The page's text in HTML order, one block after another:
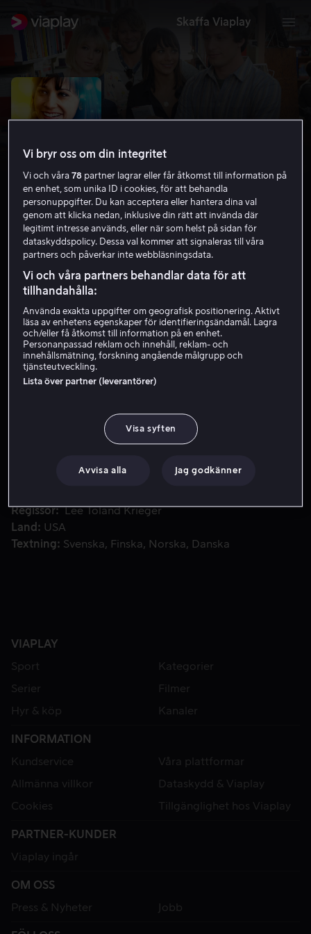
Skaffa Viaplay
Celeste & Jesse Forever
6.6 Drama Komedi 2012 1 h 27 min
HD
Skaffa Viaplay
Skilsmässa verkar vara den perfekta lösningen för
Skilsmässa verkar vara den perfekta lösningen för
sig kort därefter - tills de beslutar sig för att förbli
vänner, då oväntade känslor upp till ytan.
Andy Samberg
Regissör
Lee Toland Krieger
Land
USA
Textning
Svenska Finska Norska Danska
VIAPLAY
Sport
Kategorier
Serier
Filmer
Hyr & köp
Kanaler
INFORMATION
Kundservice
Våra plattformar
Allmänna villkor
Dataskydd & Viaplay
Cookies
Tillgänglighet hos Viaplay
PARTNER-KUNDER
Viaplay ingår
OM OSS
Press & Nyheter
Jobb
Vi bryr oss om din integritet
Vi och våra78 partner lagrar eller får åtkomst till information på
en enhet, som unika ID i cookies, för att behandla
personuppgifter. Du kan acceptera eller hantera dina val
genom att klicka nedan, inklusive din rätt att invända där
legitimt intresse används, eller när som helst på sidan för
dataskyddspolicy. Dessa val kommer att signaleras till våra
partners och påverkar inte webbläsningsdata.
Vi och våra partners behandlar data för att
tillhandahålla:
Använda exakta uppgifter om geografisk positionering. Aktivt
läsa av enhetens egenskaper för identifieringsändamål. Lagra
och/eller få åtkomst till information på en enhet.
Personanpassad reklam och innehåll, reklam- och
innehållsmätning, forskning angående målgrupp och
tjänsteutveckling.
Lista över partner (leverantörer)
Visa syften
Avvisa alla Jag godkänner